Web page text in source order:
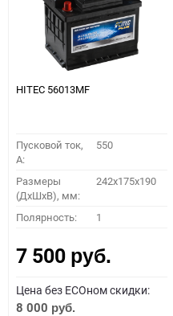
HITEC 56013MF
Пусковой ток,
A:
550
Размеры
(ДхШхВ), мм:
242x175x190
Полярность: 1
7 500 руб.
Цена без ECOном скидки:
8 000 руб.